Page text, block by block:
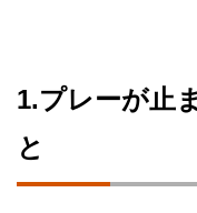
1.プレーが止
と